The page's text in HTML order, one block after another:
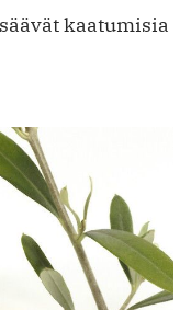
kaatumisia